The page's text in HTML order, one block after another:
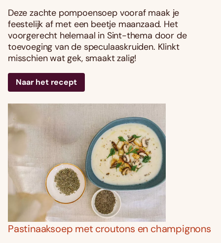
Deze zachte pompoensoep vooraf maak je
feestelijk af met een beetje maanzaad. Het
voorgerecht helemaal in Sint-thema door de
toevoeging van de speculaaskruiden. Klinkt
misschien wat gek, smaakt zalig!
Naar het recept
Pastinaaksoep met croutons en champignons